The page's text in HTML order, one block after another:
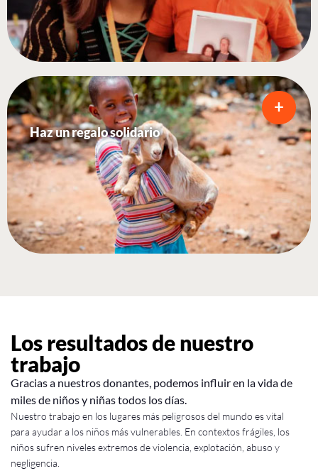
+
Haz un regalo solidario
Los resultados de nuestro
trabajo
Gracias a nuestros donantes, podemos influir en la vida de
miles de niños y niñas todos los días.
Nuestro trabajo en los lugares más peligrosos del mundo es vital
para ayudar a los niños más vulnerables. En contextos frágiles, los
niños sufren niveles extremos de violencia, explotación, abuso y
negligencia.